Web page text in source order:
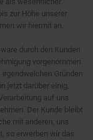
zur Höhe unserer
wir hiermit an.
durch den Kunden
vorgenommen.
Gründen
jetzt darüber einig,
auf uns
Der Kunde bleibt
mit anderen, uns
so erwerben wir das